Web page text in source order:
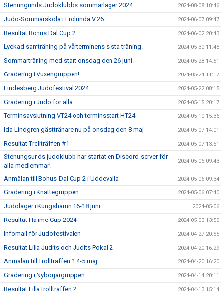
Stenungunds Judoklubbs sommarläger 2024 2024-08-08 18:46
Judo-Sommarskola i Frölunda V.26 2024-06-07 09:47
Resultat Bohus Dal Cup 2 2024-06-02 20:43
Lyckad samträning på vårterminens sista träning. 2024-05-30 11:45
Sommarträning med start onsdag den 26 juni. 2024-05-28 14:51
Gradering i Vuxengruppen! 2024-05-24 11:17
Lindesberg Judofestival 2024 2024-05-22 08:15
Gradering i Judo för alla 2024-05-15 20:17
Terminsavslutning VT24 och terminsstart HT24 2024-05-10 15:36
Ida Lindgren gästtränare nu på onsdag den 8 maj 2024-05-07 14:01
Resultat Trollträffen #1 2024-05-07 13:51
Stenungsunds judoklubb har startat en Discord-server för
alla medlemmar!
2024-05-06 09:43
Anmälan till Bohus-Dal Cup 2 i Uddevalla 2024-05-06 09:34
Gradering i Knattegruppen 2024-05-06 07:40
Judoläger i Kungshamn 16-18 juni 2024-05-06
Resultat Hajime Cup 2024 2024-05-03 13:50
Infomail för Judofestivalen 2024-04-27 20:55
Resultat Lilla Judits och Judits Pokal 2 2024-04-20 16:29
Anmälan till Trollträffen 1 4-5 maj 2024-04-20 16:20
Gradering i Nybörjargruppen 2024-04-14 20:11
Resultat Lilla trollträffen 2 2024-04-13 15:14